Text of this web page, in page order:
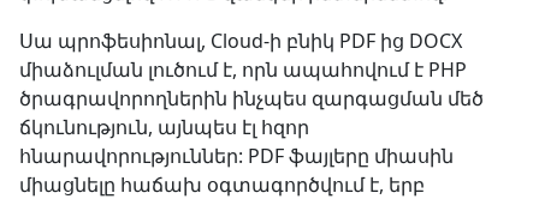
Սա պրոֆեսիոնալ, Cloud-ի բնիկ PDF ից DOCX
միաձուլման լուծում է, որն ապահովում է PHP
ծրագրավորողներին ինչպես զարգացման մեծ
ճկունություն, այնպես էլ հզոր
հնարավորություններ: PDF ֆայլերը միասին
միացնելը հաճախ օգտագործվում է, երբ